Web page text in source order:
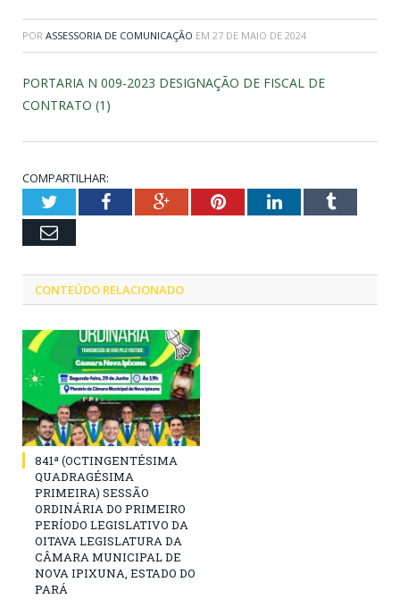
POR ASSESSORIA DE COMUNICAÇÃO EM 27 DE MAIO DE 2024
PORTARIA N 009-2023 DESIGNAÇÃO DE FISCAL DE
CONTRATO (1)
COMPARTILHAR:
TwitterFacebookGoogle+PinterestLinkedInTumblr
Email
CONTEÚDO RELACIONADO
841ª (OCTINGENTÉSIMA
QUADRAGÉSIMA
PRIMEIRA) SESSÃO
ORDINÁRIA DO PRIMEIRO
PERÍODO LEGISLATIVO DA
OITAVA LEGISLATURA DA
CÂMARA MUNICIPAL DE
NOVA IPIXUNA, ESTADO DO
PARÁ